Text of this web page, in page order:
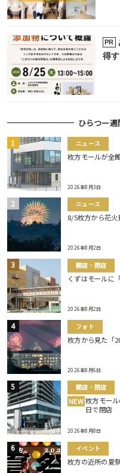
PR
得
ひらつー
ニュース
枚方モールが全
2026年8月3日
ニュース
8/5枚方から花火
2026年8月2日
開店・閉店
くずはモールに
2026年8月2日
フォト
枚方から見た「
2026年8月6日
開店・閉店
NEW 枚方モー
日で閉店
2026年8月8日
イベント
枚方の近所の夏